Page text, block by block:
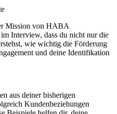
Mission von HABA
Interview, dass du nicht nur die
wie wichtig die Förderung
und deine Identifikation
aus deiner bisherigen
Kundenbeziehungen